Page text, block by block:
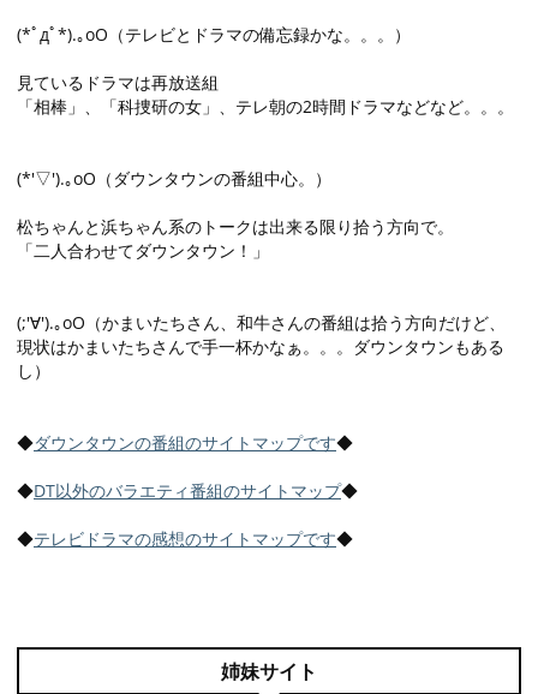
(*ﾟдﾟ*).｡oO（テレビとドラマの備忘録かな。。。）
見ているドラマは再放送組
「相棒」、「科捜研の女」、テレ朝の2時間ドラマなどなど。。。
(*'▽').｡oO（ダウンタウンの番組中心。）
松ちゃんと浜ちゃん系のトークは出来る限り拾う方向で。
「二人合わせてダウンタウン！」
(;'∀').｡oO（かまいたちさん、和牛さんの番組は拾う方向だけど、
現状はかまいたちさんで手一杯かなぁ。。。ダウンタウンもある
し）
◆ダウンタウンの番組のサイトマップです◆
◆DT以外のバラエティ番組のサイトマップ◆
◆テレビドラマの感想のサイトマップです◆
姉妹サイト